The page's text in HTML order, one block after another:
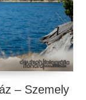
– Szemely